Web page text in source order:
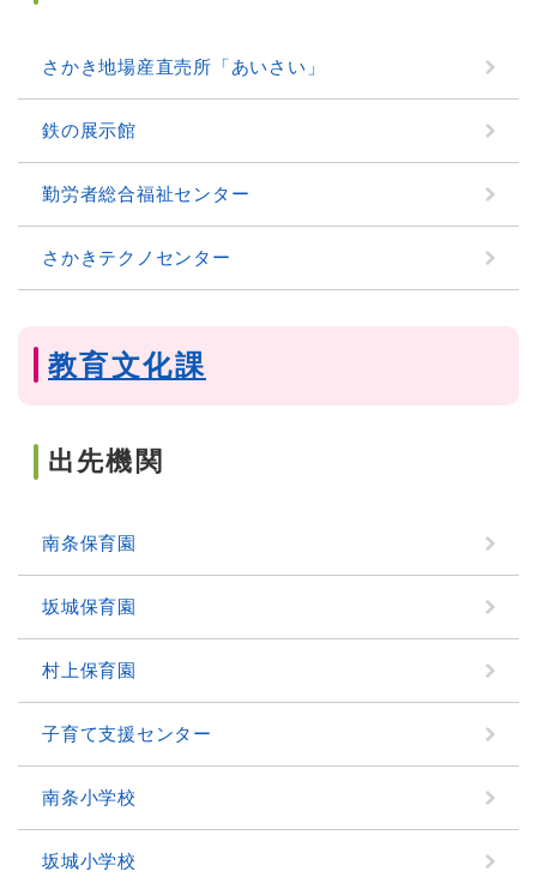
さかき地場産直売所「あいさい」
鉄の展示館
勤労者総合福祉センター
さかきテクノセンター
教育文化課
出先機関
南条保育園
坂城保育園
村上保育園
子育て支援センター
南条小学校
坂城小学校